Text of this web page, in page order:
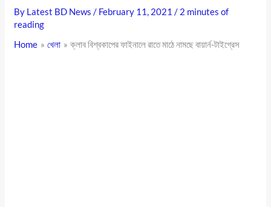
By Latest BD News/ February 11, 2021/ 2 minutes of
reading
Home
খেলা ক্লাব বিশ্বকাপের ফাইনালে রাতে মাঠে নামছে বায়ার্ন-টাইগ্রেস